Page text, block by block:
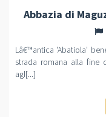
Abbazia di
Lâ€™antica 'Abatiola'
strada romana alla fine
agl[...]